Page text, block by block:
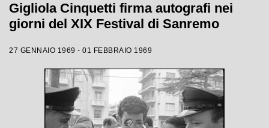
Gigliola Cinquetti firma autografi nei
giorni del XIX Festival di Sanremo
27 GENNAIO 1969 - 01 FEBBRAIO 1969